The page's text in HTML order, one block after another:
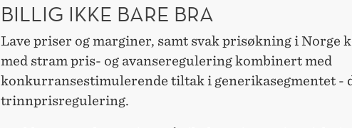
BILLIG IKKE BARE BRA
Lave priser og marginer, samt svak prisøkning i Norge
med stram pris- og avanseregulering kombinert med
konkurransestimulerende tiltak i generikasegmentet -
trinnprisregulering.